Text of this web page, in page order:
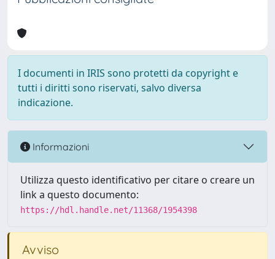
I documenti in IRIS sono protetti da copyright e
tutti i diritti sono riservati, salvo diversa
indicazione.
Informazioni
Utilizza questo identificativo per citare o creare un
link a questo documento:
https://hdl.handle.net/11368/1954398
Avviso